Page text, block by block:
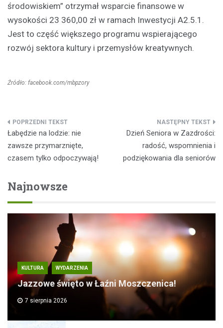
środowiskiem” otrzymał wsparcie finansowe w
wysokości 23 360,00 zł w ramach Inwestycji A2.5.1.
Jest to część większego programu wspierającego
rozwój sektora kultury i przemysłów kreatywnych.
Źródło: facebook.com/mbpzory
Nawigacja
wpisu
Łabędzie na lodzie: nie
zawsze przymarznięte,
czasem tylko odpoczywają!
Dzień Seniora w Zazdrości:
radość, wspomnienia i
podziękowania dla seniorów
Najnowsze
KULTURA WYDARZENIA
Jazzowe święto w Łaźni Moszczenica!
7 sierpnia 2026